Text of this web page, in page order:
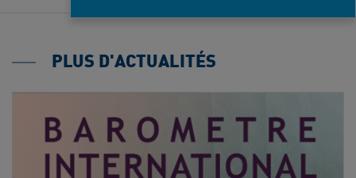
PLUS D'ACTUALITÉS